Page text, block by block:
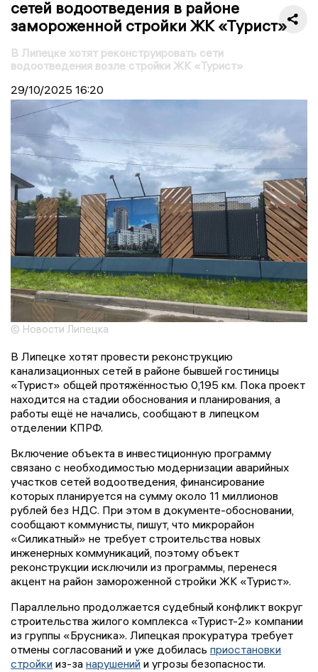
сетей водоотведения в районе
замороженной стройки ЖК «Турист»
В Липецке хотят реконструировать сети
водоотведения возле стройки ЖК «Турист»
29/10/2025 16:20
© Новости Липецка
В Липецке хотят провести реконструкцию
канализационных сетей в районе бывшей гостиницы
«Турист» общей протяжённостью 0,195 км. Пока проект
находится на стадии обоснования и планирования, а
работы ещё не начались, сообщают в липецком
отделении КПРФ.
Включение объекта в инвестиционную программу
связано с необходимостью модернизации аварийных
участков сетей водоотведения, финансирование
которых планируется на сумму около 11 миллионов
рублей без НДС. При этом в документе-обосновании,
сообщают коммунисты, пишут, что микрорайон
«Силикатный» не требует строительства новых
инженерных коммуникаций, поэтому объект
реконструкции исключили из программы, перенеся
акцент на район замороженной стройки ЖК «Турист».
Параллельно продолжается судебный конфликт вокруг
строительства жилого комплекса «Турист-2» компании
из группы «Брусника». Липецкая прокуратура требует
отмены согласований и уже добилась приостановки
стройки из-за нарушений и угрозы безопасности.